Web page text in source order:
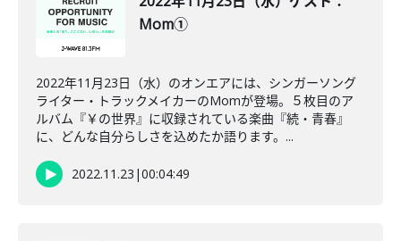
Mom①
2022年11月23日（水）のオンエアには、シンガーソング
ライター・トラックメイカーのMomが登場。５枚目のア
ルバム『￥の世界』に収録されている楽曲『続・青春』
に、どんな自分らしさを込めたか語ります。...
2022.11.23 |00:04:49